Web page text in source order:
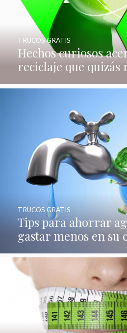
Hechos curiosos
reciclaje que quizás
TRUCOS GRATIS
Tips para ahorrar
gastar menos en su
TRUCOS GRATIS